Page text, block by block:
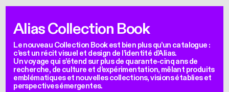
Alias Collection Book
Le nouveau Collection Book est bien plus qu’un catalogue :
c’est un récit visuel et design de l’identité d’Alias.
Un voyage qui s’étend sur plus de quarante-cinq ans de
recherche, de culture et d’expérimentation, mêlant produits
emblématiques et nouvelles collections, visions établies et
perspectives émergentes.